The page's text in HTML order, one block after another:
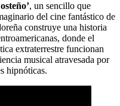
, un sencillo que
del cine fantástico de
construye una historia
donde el
extraterrestre funcionan
musical atravesada por
hipnóticas.